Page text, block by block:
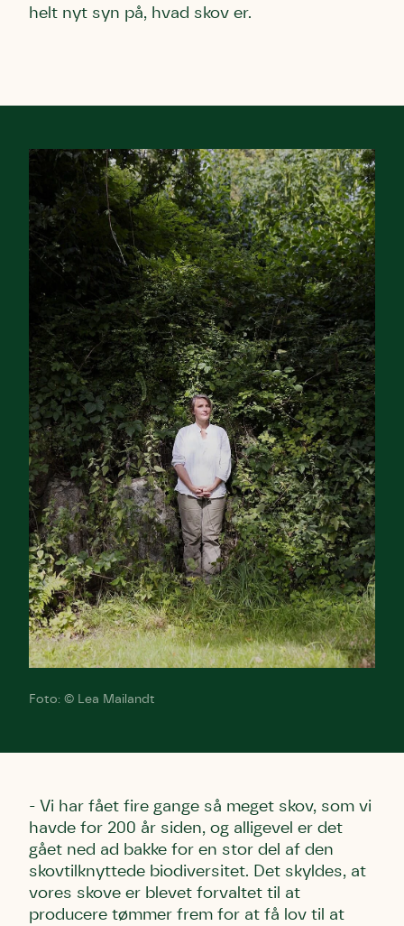
helt nyt syn på, hvad skov er.
Foto: © Lea Mailandt
- Vi har fået fire gange så meget skov, som vi
havde for 200 år siden, og alligevel er det
gået ned ad bakke for en stor del af den
skovtilknyttede biodiversitet. Det skyldes, at
vores skove er blevet forvaltet til at
producere tømmer frem for at få lov til at